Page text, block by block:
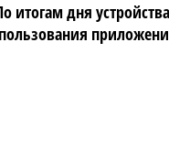
итогам дня